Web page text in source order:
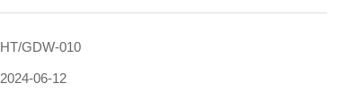
HT/GDW-010
2024-06-12